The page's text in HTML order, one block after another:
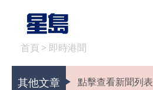
首頁 > 即時港聞
其他文章 點擊查看新聞列表